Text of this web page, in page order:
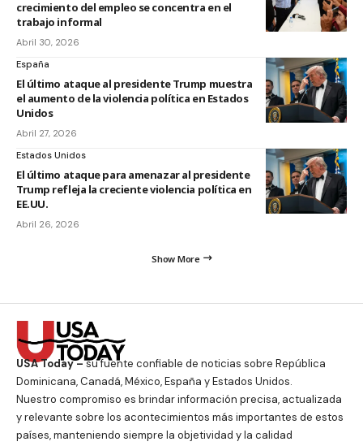
crecimiento del empleo se concentra en el
trabajo informal
Abril 30, 2026
España
El último ataque al presidente Trump muestra
el aumento de la violencia política en Estados
Unidos
Abril 27, 2026
Estados Unidos
El último ataque para amenazar al presidente
Trump refleja la creciente violencia política en
EE.UU.
Abril 26, 2026
Show More
USA Today –su fuente confiable de noticias sobre República
Dominicana, Canadá, México, España y Estados Unidos.
Nuestro compromiso es brindar información precisa, actualizada
y relevante sobre los acontecimientos más importantes de estos
países, manteniendo siempre la objetividad y la calidad